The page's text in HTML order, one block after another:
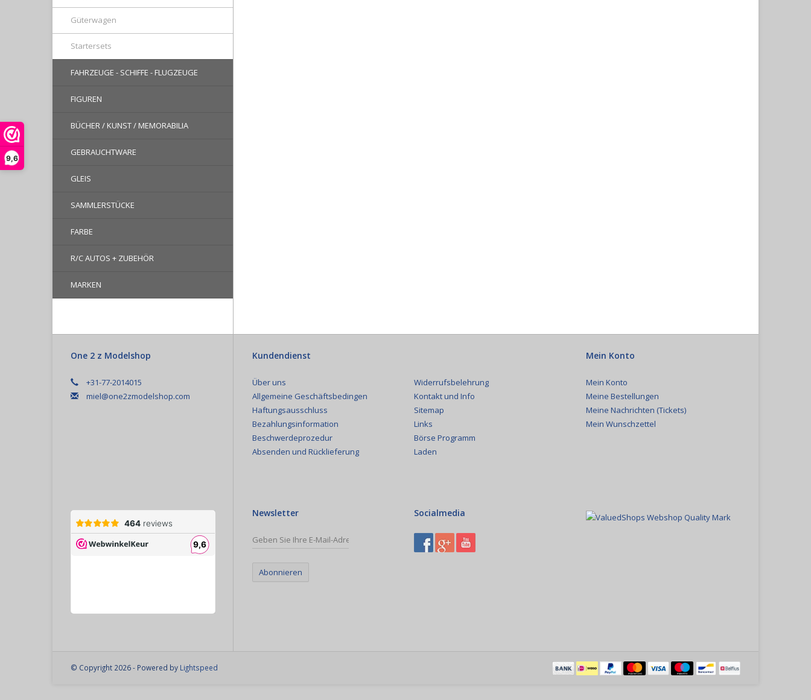
9,6
Güterwagen
Startersets
FAHRZEUGE - SCHIFFE - FLUGZEUGE
FIGUREN
BÜCHER / KUNST / MEMORABILIA
GEBRAUCHTWARE
GLEIS
SAMMLERSTÜCKE
FARBE
R/C AUTOS + ZUBEHÖR
MARKEN
One 2 z Modelshop
+31-77-2014015
miel@one2zmodelshop.com
Kundendienst
Über uns
Allgemeine Geschäftsbedingen
Haftungsausschluss
Bezahlungsinformation
Beschwerdeprozedur
Absenden und Rücklieferung
Widerrufsbelehrung
Kontakt und Info
Sitemap
Links
Börse Programm
Laden
Mein Konto
Mein Konto
Meine Bestellungen
Meine Nachrichten (Tickets)
Mein Wunschzettel
Newsletter
Abonnieren
Socialmedia
© Copyright 2026 - Powered by Lightspeed